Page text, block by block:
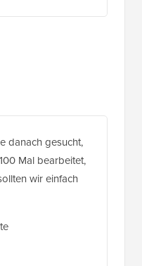
danach gesucht,
Mal bearbeitet,
wir einfach